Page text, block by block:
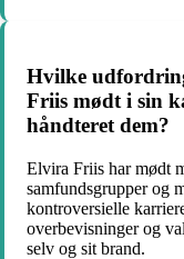
Hvilke
Friis mødt i sin
håndteret dem?
Elvira Friis har mødt
samfundsgrupper og
kontroversielle
overbevisninger og
selv og sit brand.